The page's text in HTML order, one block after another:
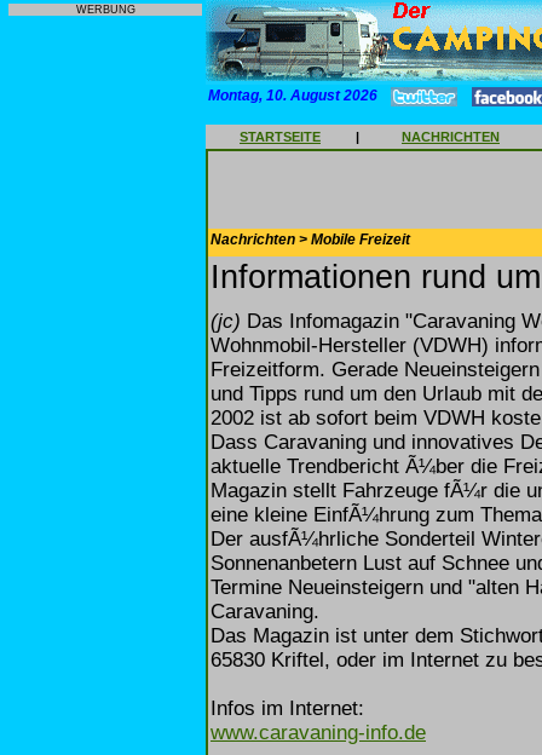
WERBUNG
Montag, 10. August 2026
STARTSEITE | NACHRICHTEN
Nachrichten > Mobile Freizeit
Informationen rund
(jc) Das Infomagazin "Caravaning
Wohnmobil-Hersteller (VDWH)
Freizeitform. Gerade
und Tipps rund um den Urlaub mit
2002 ist ab sofort beim VDWH
Dass Caravaning und innovatives
aktuelle Trendbericht Ã¼ber die
Magazin stellt Fahrzeuge fÃ¼r die
eine kleine EinfÃ¼hrung zum
Der ausfÃ¼hrliche Sonderteil
Sonnenanbetern Lust auf Schnee
Termine Neueinsteigern und "alten
Caravaning.
Das Magazin ist unter dem
65830 Kriftel, oder im Internet zu
Infos im Internet:
www.caravaning-info.de